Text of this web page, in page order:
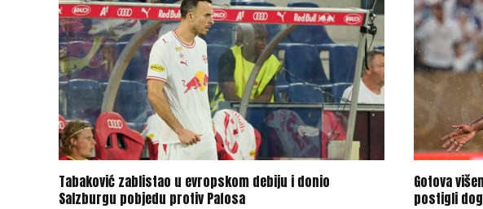
Tabaković zablistao u evropskom debiju i donio
Salzburgu pobjedu protiv Pafosa
Gotova
postigli